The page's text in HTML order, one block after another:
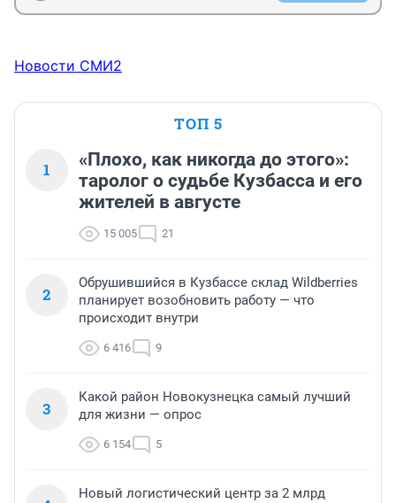
Новости СМИ2
ТОП 5
1
«Плохо, как никогда до этого»:
таролог о судьбе Кузбасса и его
жителей в августе
15 005 21
2
Обрушившийся в Кузбассе склад Wildberries
планирует возобновить работу — что
происходит внутри
6 416 9
3
Какой район Новокузнецка самый лучший
для жизни — опрос
6 154 5
Новый логистический центр за 2 млрд